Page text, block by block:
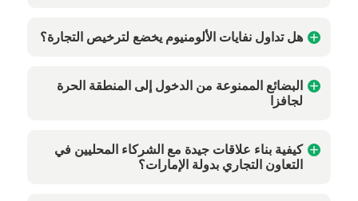
هل تداول نفايات الألومنيوم يخضع لترخيص التجارة؟
البضائع الممنوعة من الدخول إلى المنطقة الحرة
لجافزا
كيفية بناء علاقات جيدة مع الشركاء المحليين في
التعاون التجاري بدولة الإمارات؟